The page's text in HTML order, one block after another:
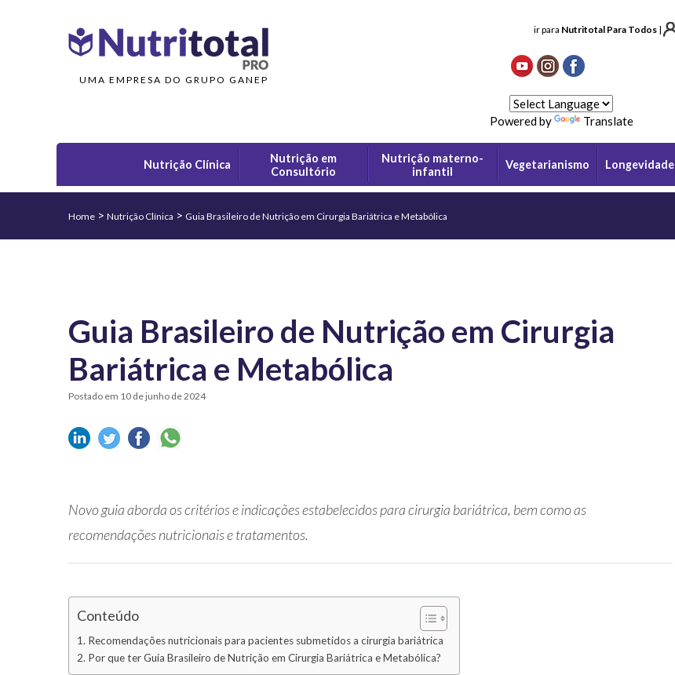
UMA EMPRESA DO GRUPO GANEP
Powered by Translate
ir para Nutritotal Para Todos |
Nutrição Clínica
Nutrição em
Consultório
Nutrição materno-
infantil
Vegetarianismo Longevidade
Home > Nutrição Clínica > Guia Brasileiro de Nutrição em Cirurgia Bariátrica e Metabólica
Guia Brasileiro de Nutrição em Cirurgia
Bariátrica e Metabólica
Postado em 10 de junho de 2024
Novo guia aborda os critérios e indicações estabelecidos para cirurgia bariátrica, bem como as
recomendações nutricionais e tratamentos.
Conteúdo
Recomendações nutricionais para pacientes submetidos a cirurgia bariátrica
Por que ter Guia Brasileiro de Nutrição em Cirurgia Bariátrica e Metabólica?